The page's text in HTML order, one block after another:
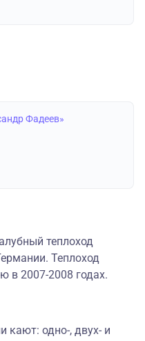
Фадеев»
теплоход
Теплоход
в 2007-2008 годах.
кают: одно-, двух- и